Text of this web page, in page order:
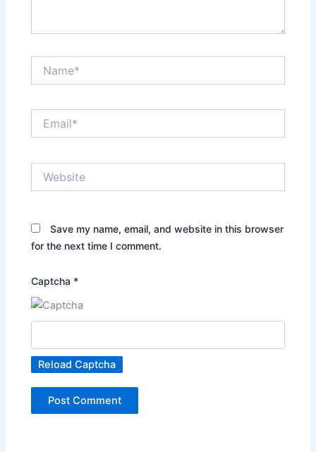
Save my name, email, and website in this browser
for the next time I comment.
Captcha *
Reload Captcha